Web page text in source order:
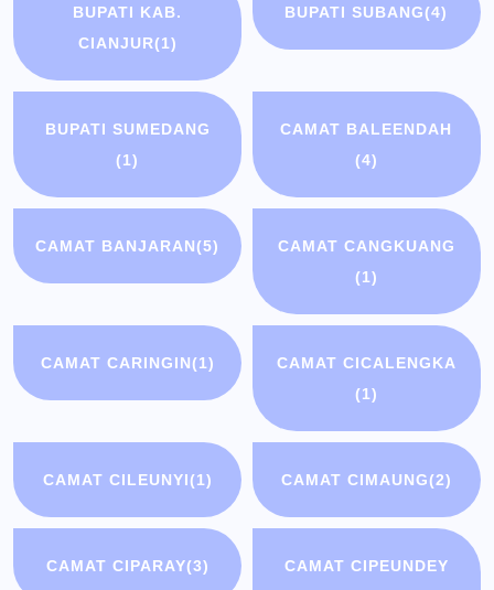
BUPATI KAB.
CIANJUR(1)
BUPATI SUBANG(4)
BUPATI SUMEDANG
(1)
CAMAT BALEENDAH
(4)
CAMAT BANJARAN(5)
CAMAT CANGKUANG
(1)
CAMAT CARINGIN(1)
CAMAT CICALENGKA
(1)
CAMAT CILEUNYI(1) CAMAT CIMAUNG(2)
CAMAT CIPARAY(3)
CAMAT CIPEUNDEY